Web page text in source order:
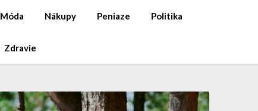
Móda Nákupy Peniaze Politika
Zdravie